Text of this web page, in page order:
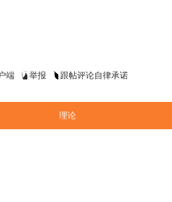
端 举报 跟帖评论自律承诺
理论